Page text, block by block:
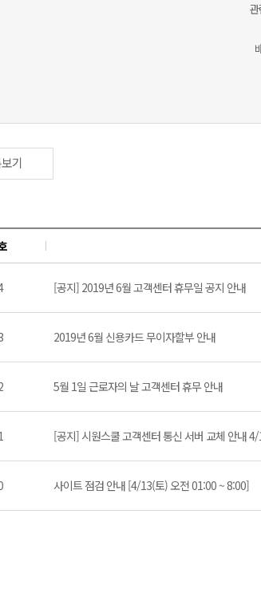
기
[공지] 2019년 6월 고객센터 휴무일 공지 안내
2019년 6월 신용카드 무이자할부 안내
5월 1일 근로자의 날 고객센터 휴무 안내
[공지] 시원스쿨 고객센터 통신 서버 교체 안내
사이트 점검 안내 [4/13(토) 오전 01:00 ~ 8:00]